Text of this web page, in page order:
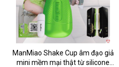
ManMiao Shake Cup âm đạo giả
mini mềm mại thật từ silicone